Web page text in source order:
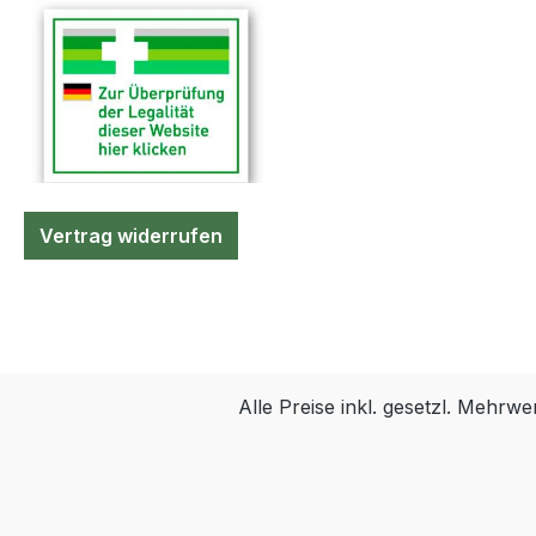
Urinbeutel.
Vertrag widerrufen
Alle Preise inkl. gesetzl.